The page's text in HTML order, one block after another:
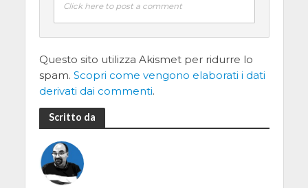
Click here to post a comment
Questo sito utilizza Akismet per ridurre lo
spam. Scopri come vengono elaborati i dati
derivati dai commenti.
Scritto da